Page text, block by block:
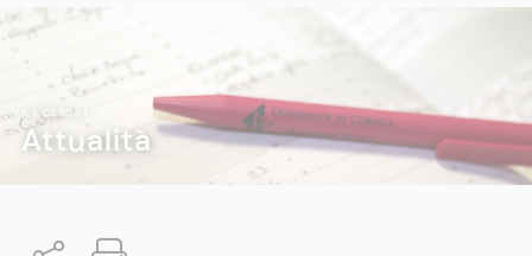
A RICERCA
Attualità